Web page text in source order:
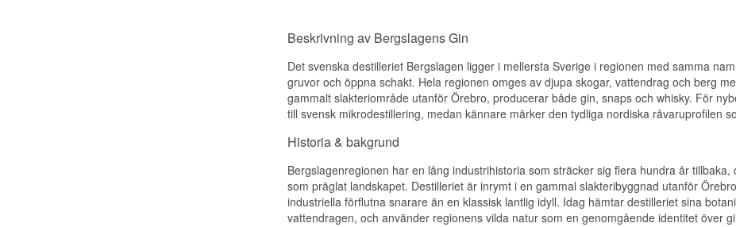
Beskrivning av Bergslagens Gin
Det svenska destilleriet Bergslagen ligger i mellersta Sverige i regionen med samma
gruvor och öppna schakt. Hela regionen omges av djupa skogar, vattendrag och berg
gammalt slakteriområde utanför Örebro, producerar både gin, snaps och whisky. För
till svensk mikrodestillering, medan kännare märker den tydliga nordiska råvaruprofilen
Historia & bakgrund
Bergslagenregionen har en lång industrihistoria som sträcker sig flera hundra år
som präglat landskapet. Destilleriet är inrymt i en gammal slakteribyggnad utanför
industriella förflutna snarare än en klassisk lantlig idyll. Idag hämtar destilleriet sina
vattendragen, och använder regionens vilda natur som en genomgående identitet över